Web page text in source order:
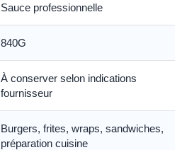
Sauce professionnelle
840G
À conserver selon indications
fournisseur
Burgers, frites, wraps, sandwiches,
préparation cuisine